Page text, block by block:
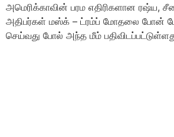
அமெரிக்காவின் பரம எதிரிகளான ரஷ்ய,
அதிபர்கள் மஸ்க் – ட்ரம்ப் மோதலை போன்
செய்வது போல் அந்த மீம்